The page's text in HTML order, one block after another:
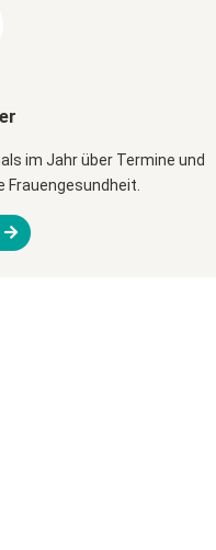
im Jahr über Termine und
Frauengesundheit.